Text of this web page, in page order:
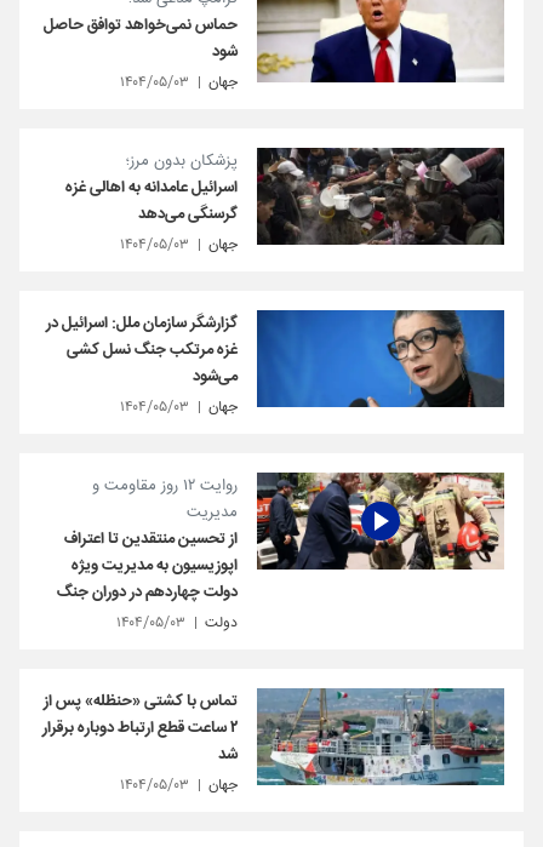
حماس نمی‌خواهد توافق حاصل
شود
جهان ۱۴۰۴/۰۵/۰۳
پزشکان بدون مرز؛
اسرائیل عامدانه به اهالی غزه
گرسنگی می‌دهد
جهان ۱۴۰۴/۰۵/۰۳
گزارشگر سازمان ملل: اسرائیل در
غزه مرتکب جنگ نسل کشی
می‌شود
جهان ۱۴۰۴/۰۵/۰۳
روایت ۱۲ روز مقاومت و
مدیریت
از تحسین منتقدین تا اعتراف
اپوزیسیون به مدیریت ویژه
دولت چهاردهم در دوران جنگ
دولت ۱۴۰۴/۰۵/۰۳
تماس با کشتی «حنظله» پس از
۲ ساعت قطع ارتباط دوباره برقرار
شد
جهان ۱۴۰۴/۰۵/۰۳